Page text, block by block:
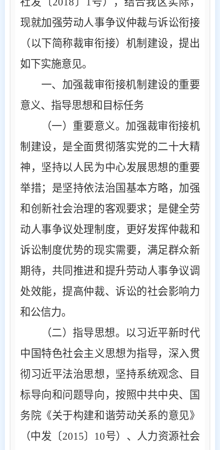
现就加强劳动人事争议仲裁与诉讼衔接
（以下简称裁审衔接）机制建设，提出
如下实施意见。
一、加强裁审衔接机制建设的重要
意义、指导思想和目标任务
（一）重要意义。加强裁审衔接机
制建设，是全面贯彻落实党的二十大精
神，坚持以人民为中心发展思想的重要
举措；是坚持依法治国基本方略，加强
和创新社会治理的客观要求；是健全劳
动人事争议处理制度，更好发挥仲裁和
诉讼制度优势的现实需要，满足群众新
期待，共同推进和提升劳动人事争议调
处效能，提高仲裁、诉讼的社会影响力
和公信力。
（二）指导思想。以习近平新时代
中国特色社会主义思想为指导，深入贯
彻习近平法治思想，坚持系统观念、目
标导向和问题导向，按照中共中央、国
务院《关于构建和谐劳动关系的意见》
（中发〔2015〕 10号）、人力资源社会